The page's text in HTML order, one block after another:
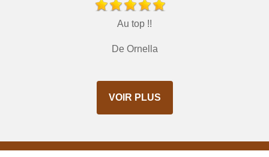
Au top !!
De Ornella
VOIR PLUS